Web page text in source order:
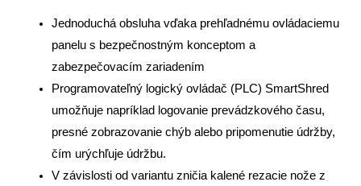
Jednoduchá obsluha vďaka prehľadnému ovládaciemu
panelu s bezpečnostným konceptom a
zabezpečovacím zariadením
Programovateľný logický ovládač (PLC) SmartShred
umožňuje napríklad logovanie prevádzkového času,
presné zobrazovanie chýb alebo pripomenutie údržby,
čím urýchľuje údržbu.
V závislosti od variantu zničia kalené rezacie nože z